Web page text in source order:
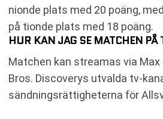
nionde plats med 20 poäng,
på tionde plats med 18 poäng.
HUR KAN JAG SE MATCHEN PÅ
Matchen kan streamas via Max
Bros. Discoverys utvalda tv-
sändningsrättigheterna för